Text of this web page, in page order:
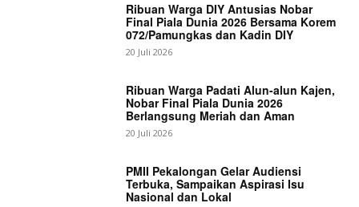
Ribuan Warga DIY Antusias Nobar
Final Piala Dunia 2026 Bersama Korem
072/Pamungkas dan Kadin DIY
20 Juli 2026
Ribuan Warga Padati Alun-alun Kajen,
Nobar Final Piala Dunia 2026
Berlangsung Meriah dan Aman
20 Juli 2026
PMII Pekalongan Gelar Audiensi
Terbuka, Sampaikan Aspirasi Isu
Nasional dan Lokal